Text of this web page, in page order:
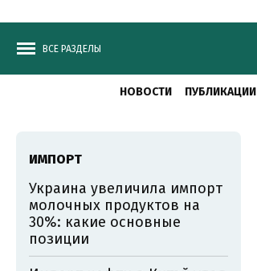
ВСЕ РАЗДЕЛЫ
НОВОСТИ ПУБЛИКАЦИИ
ИМПОРТ
Украина увеличила импорт
молочных продуктов на
30%: какие основные
позиции